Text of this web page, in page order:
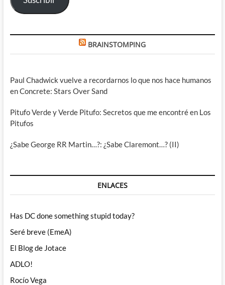
BRAINSTOMPING
Paul Chadwick vuelve a recordarnos lo que nos hace humanos
en Concrete: Stars Over Sand
Pitufo Verde y Verde Pitufo: Secretos que me encontré en Los
Pitufos
¿Sabe George RR Martin…?: ¿Sabe Claremont…? (II)
ENLACES
Has DC done something stupid today?
Seré breve (EmeA)
El Blog de Jotace
ADLO!
Rocío Vega